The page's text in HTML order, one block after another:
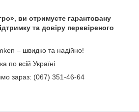
ви отримуєте гарантовану
та довіру перевіреного
– швидко та надійно!
по всій Україні
зараз: (067) 351-46-64